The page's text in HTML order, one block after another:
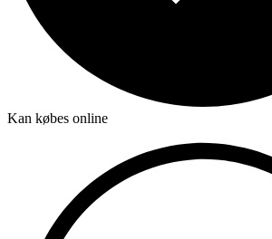
Kan købes online